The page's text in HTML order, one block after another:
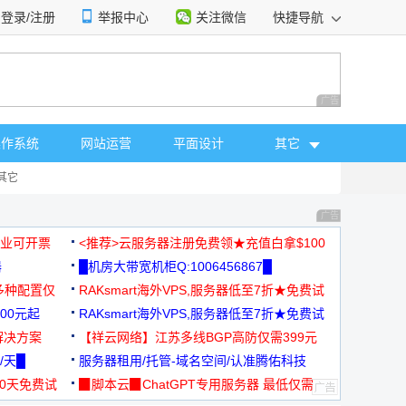
登录/注册 举报中心 关注微信 快捷导航
广告 商业广告，理
系统 网站运营 平面设计 其它
它
广告 商业广告，理
可开票
<推荐>云服务器注册免费领★充值白拿$100
█机房大带宽机柜Q:1006456867█
种配置仅
RAKsmart海外VPS,服务器低至7折★免费试
用★
元起
RAKsmart海外VPS,服务器低至7折★免费试
用★
决方案
【祥云网络】江苏多线BGP高防仅需399元
█
服务器租用/托管-域名空间/认准腾佑科技
免费试
▉脚本云▉ChatGPT专用服务器 最低仅需